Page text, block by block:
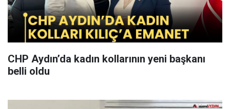
CHP Aydın’da kadın kollarının yeni başkanı
belli oldu